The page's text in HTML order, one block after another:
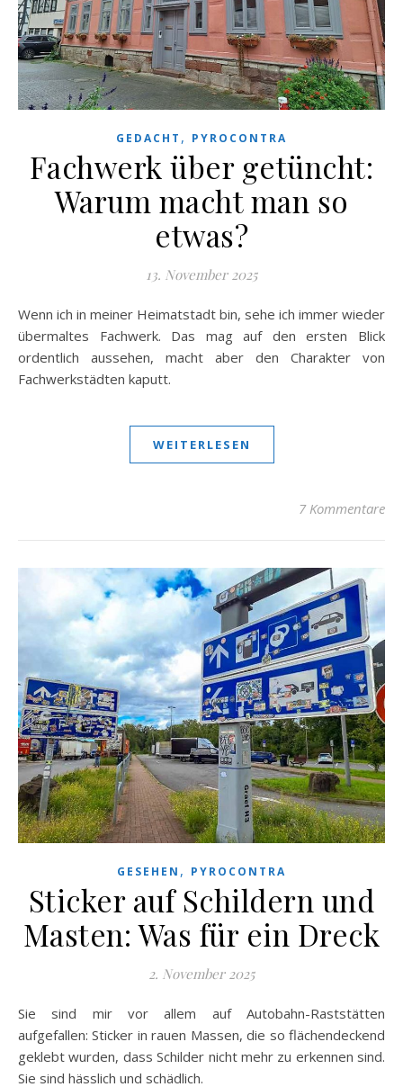
GEDACHT , PYROCONTRA
Fachwerk über getüncht:
Warum macht man so
etwas?
13. November 2025
Wenn ich in meiner Heimatstadt bin, sehe ich immer wieder
übermaltes Fachwerk. Das mag auf den ersten Blick
ordentlich aussehen, macht aber den Charakter von
Fachwerkstädten kaputt.
WEITERLESEN
7 Kommentare
GESEHEN , PYROCONTRA
Sticker auf Schildern und
Masten: Was für ein Dreck
2. November 2025
Sie sind mir vor allem auf Autobahn-Raststätten
aufgefallen: Sticker in rauen Massen, die so flächendeckend
geklebt wurden, dass Schilder nicht mehr zu erkennen sind.
Sie sind hässlich und schädlich.